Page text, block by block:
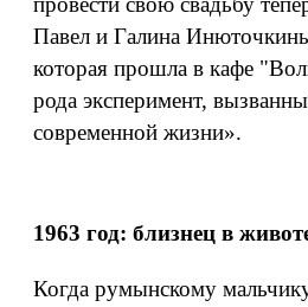
Павел и Галина
которая прошла в кафе
рода эксперимент,
современной жизни».
1963 год: близнец в
Когда румынскому